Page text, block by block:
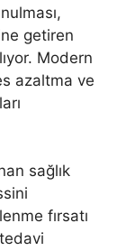
getiren
Modern
azaltma ve
sağlık
fırsatı